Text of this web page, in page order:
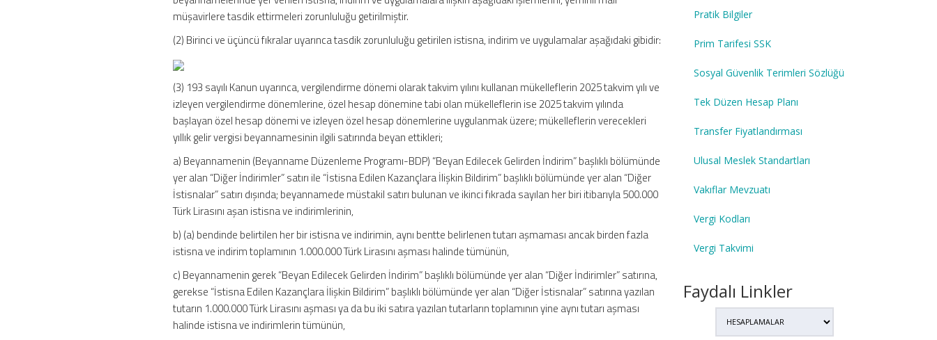
müşavirlere tasdik ettirmeleri zorunluluğu getirilmiştir.
(2) Birinci ve üçüncü fıkralar uyarınca tasdik zorunluluğu getirilen istisna, indirim ve uygulamalar aşağıdaki gibidir:
(3) 193 sayılı Kanun uyarınca, vergilendirme dönemi olarak takvim yılını kullanan mükelleflerin 2025 takvim yılı ve
izleyen vergilendirme dönemlerine, özel hesap dönemine tabi olan mükelleflerin ise 2025 takvim yılında
başlayan özel hesap dönemi ve izleyen özel hesap dönemlerine uygulanmak üzere; mükelleflerin verecekleri
yıllık gelir vergisi beyannamesinin ilgili satırında beyan ettikleri;
a) Beyannamenin (Beyanname Düzenleme Programı-BDP) “Beyan Edilecek Gelirden İndirim” başlıklı bölümünde
yer alan “Diğer İndirimler” satırı ile “İstisna Edilen Kazançlara İlişkin Bildirim” başlıklı bölümünde yer alan “Diğer
İstisnalar” satırı dışında; beyannamede müstakil satırı bulunan ve ikinci fıkrada sayılan her biri itibarıyla 500.000
Türk Lirasını aşan istisna ve indirimlerinin,
b) (a) bendinde belirtilen her bir istisna ve indirimin, aynı bentte belirlenen tutarı aşmaması ancak birden fazla
istisna ve indirim toplamının 1.000.000 Türk Lirasını aşması halinde tümünün,
c) Beyannamenin gerek “Beyan Edilecek Gelirden İndirim” başlıklı bölümünde yer alan “Diğer İndirimler” satırına,
gerekse “İstisna Edilen Kazançlara İlişkin Bildirim” başlıklı bölümünde yer alan “Diğer İstisnalar” satırına yazılan
tutarın 1.000.000 Türk Lirasını aşması ya da bu iki satıra yazılan tutarların toplamının yine aynı tutarı aşması
halinde istisna ve indirimlerin tümünün,
Pratik Bilgiler
Prim Tarifesi SSK
Sosyal Güvenlik Terimleri Sözlüğü
Tek Düzen Hesap Planı
Transfer Fiyatlandırması
Ulusal Meslek Standartları
Vakıflar Mevzuatı
Vergi Kodları
Vergi Takvimi
Faydalı Linkler